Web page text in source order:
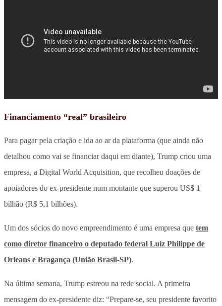
Financiamento “real” brasileiro
Para pagar pela criação e ida ao ar da plataforma (que ainda não
detalhou como vai se financiar daqui em diante), Trump criou uma
empresa, a Digital World Acquisition, que recolheu doações de
apoiadores do ex-presidente num montante que superou US$ 1
bilhão (R$ 5,1 bilhões).
Um dos sócios do novo empreendimento é uma empresa que tem
como diretor financeiro o deputado federal Luiz Philippe de
Orleans e Bragança (União Brasil-SP).
Na última semana, Trump estreou na rede social. A primeira
mensagem do ex-presidente diz: “Prepare-se, seu presidente favorito